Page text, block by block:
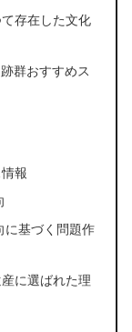
存在した文化
群おすすめス
報
に基づく問題作
に選ばれた理